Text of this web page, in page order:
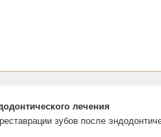
лечения
зубов после